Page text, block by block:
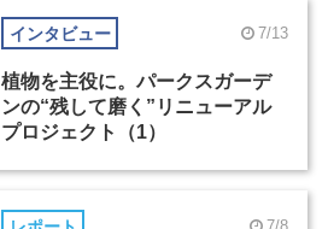
インタビュー 7/13
植物を主役に。パークスガーデ
ンの“残して磨く”リニューアル
プロジェクト（1）